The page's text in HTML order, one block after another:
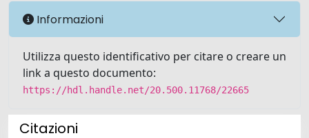
Informazioni
Utilizza questo identificativo per citare o creare un
link a questo documento:
https://hdl.handle.net/20.500.11768/22665
Citazioni